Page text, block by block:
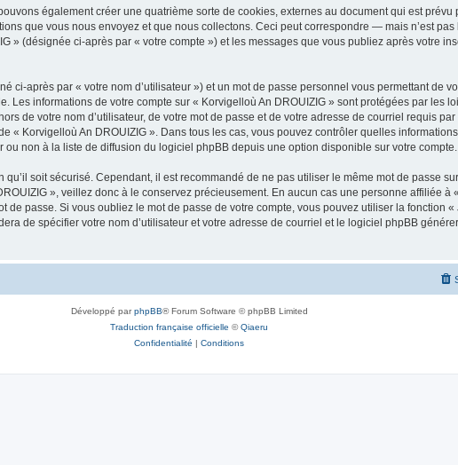
également créer une quatrième sorte de cookies, externes au document qui est
que vous nous envoyez et que nous collectons. Ceci peut correspondre — mais n’est
» (désignée ci-après par « votre compte ») et les messages que vous publiez après votre
ci-après par « votre nom d’utilisateur ») et un mot de passe personnel vous permettant de
Les informations de votre compte sur « Korvigelloù An DROUIZIG » sont protégées par les
de votre nom d’utilisateur, de votre mot de passe et de votre adresse de courriel requis
« Korvigelloù An DROUIZIG ». Dans tous les cas, vous pouvez contrôler quelles
non à la liste de diffusion du logiciel phpBB depuis une option disponible sur votre compte.
soit sécurisé. Cependant, il est recommandé de ne pas utiliser le même mot de passe
», veillez donc à le conservez précieusement. En aucun cas une personne affiliée à
passe. Si vous oubliez le mot de passe de votre compte, vous pouvez utiliser la fonction
de spécifier votre nom d’utilisateur et votre adresse de courriel et le logiciel phpBB
Développé parphpBB® Forum Software © phpBB Limited
Traduction française officielle ©Qiaeru
Confidentialité | Conditions